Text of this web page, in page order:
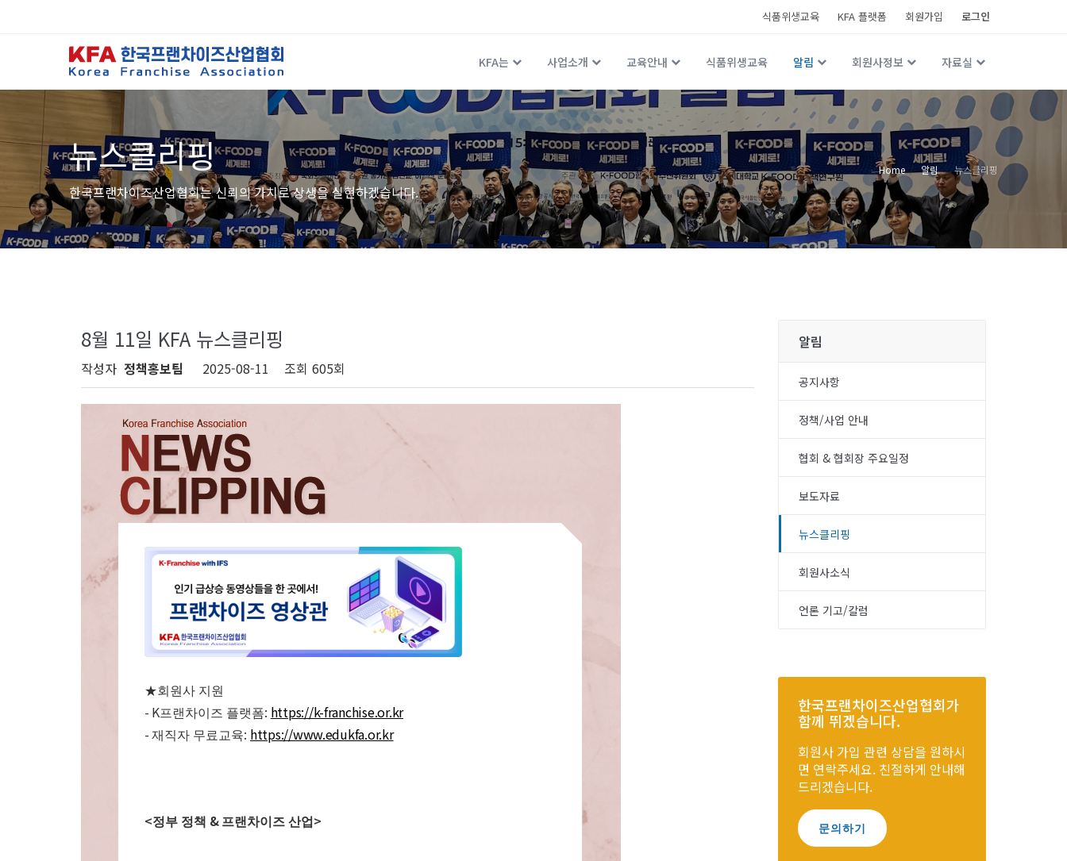
식품위생교육 KFA 플랫폼 회원가입 로그인
KFA는 사업소개 교육안내 식품위생교육 알림 회원사정보 자료실
뉴스클리핑
한국프랜차이즈산업협회는 신뢰의 가치로 상생을 실현하겠습니다.
Home 알림 뉴스클리핑
8월 11일 KFA 뉴스클리핑
작성자 정책홍보팀 2025-08-11 조회 605회
★회원사 지원
- K프랜차이즈 플랫폼: https://k-franchise.or.kr
-재직자 무료교육: https://www.edukfa.or.kr
<정부 정책 & 프랜차이즈 산업 >
알림
공지사항
정책/사업 안내
협회 & 협회장 주요일정
보도자료
뉴스클리핑
회원사소식
언론 기고/칼럼
한국프랜차이즈산업협회가
함께 뛰겠습니다.
회원사 가입 관련 상담을 원하시
면 연락주세요. 친절하게 안내해
드리겠습니다.
문의하기